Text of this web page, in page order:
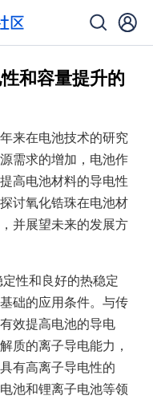
和容量提升的
来在电池技术的研究
需求的增加，电池作
高电池材料的导电性
讨氧化锆珠在电池材
并展望未来的发展方
础的应用条件。与传
效提高电池的导电
质的离子导电能力，
有高离子导电性的
池和锂离子电池等领